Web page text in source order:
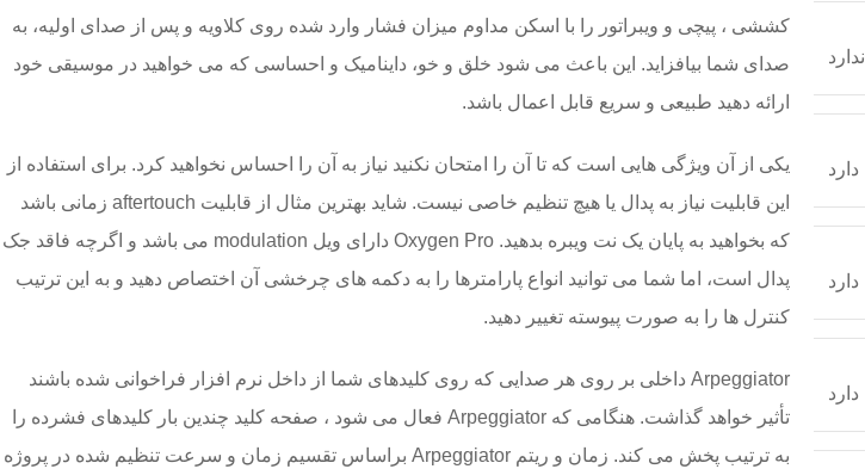
ندارد
دارد
دارد
دارد
کششی ، پیچی و ویبراتور را با اسکن مداوم میزان فشار وارد شده روی کلاویه و پس از صدای اولیه، به
صدای شما بیافزاید. این باعث می شود خلق و خو، داینامیک و احساسی که می خواهید در موسیقی خود
ارائه دهید طبیعی و سریع قابل اعمال باشد.
یکی از آن ویژگی هایی است که تا آن را امتحان نکنید نیاز به آن را احساس نخواهید کرد. برای استفاده از
این قابلیت نیاز به پدال یا هیچ تنظیم خاصی نیست. شاید بهترین مثال از قابلیت aftertouch زمانی باشد
که بخواهید به پایان یک نت ویبره بدهید. Oxygen Pro دارای ویل modulation می باشد و اگرچه فاقد جک
پدال است، اما شما می توانید انواع پارامترها را به دکمه های چرخشی آن اختصاص دهید و به این ترتیب
کنترل ها را به صورت پیوسته تغییر دهید.
Arpeggiator داخلی بر روی هر صدایی که روی کلیدهای شما از داخل نرم افزار فراخوانی شده باشند
تأثیر خواهد گذاشت. هنگامی که Arpeggiator فعال می شود ، صفحه کلید چندین بار کلیدهای فشرده را
به ترتیب پخش می کند. زمان و ریتم Arpeggiator براساس تقسیم زمان و سرعت تنظیم شده در پروژه